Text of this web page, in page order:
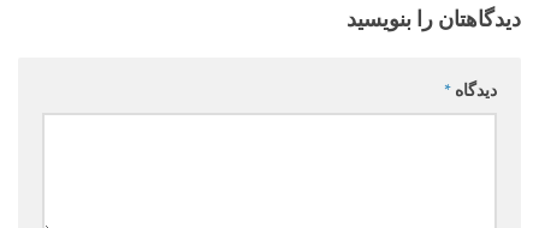
دیدگاهتان را بنویسید
دیدگاه *